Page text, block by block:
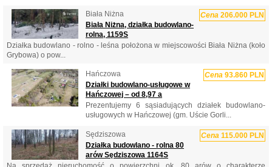
Biała Niżna Cena 206.000 PLN
Biała Niżna, działka budowlano-
rolna, 1159S
Działka budowlano - rolno - leśna położona w miejscowości Biała Niżna (koło
Grybowa) o pow...
Hańczowa Cena 93.860 PLN
Działki budowlano-usługowe w
Hańczowej – od 8,97 a
Prezentujemy 6 sąsiadujących działek budowlano-
usługowych w Hańczowej (gm. Uście Gorli...
Sędziszowa Cena 115.000 PLN
Działka budowlano - rolna 80
arów Sędziszowa 1164S